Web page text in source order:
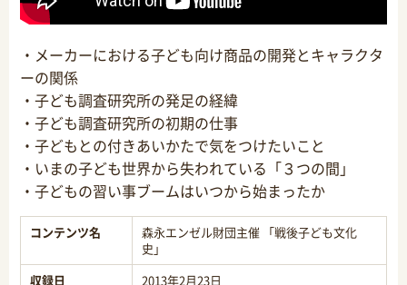
・メーカーにおける子ども向け商品の開発とキャラクタ
ーの関係
・子ども調査研究所の発足の経緯
・子ども調査研究所の初期の仕事
・子どもとの付きあいかたで気をつけたいこと
・いまの子ども世界から失われている「３つの間」
・子どもの習い事ブームはいつから始まったか
コンテンツ名
森永エンゼル財団主催 「戦後子ども文化
史」
収録日
2013年2月23日